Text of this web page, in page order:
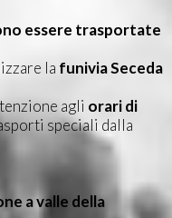
essere trasportate
la funivia Seceda
agli orari di
speciali dalla
a valle della